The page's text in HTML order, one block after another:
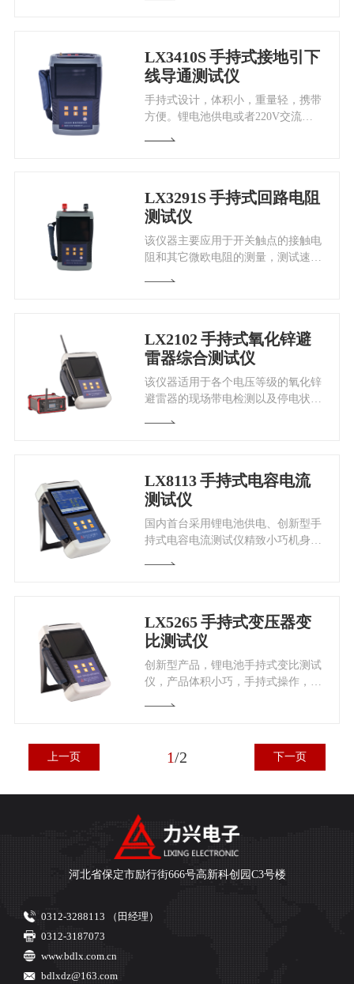
LX3410S 手持式接地引下
线导通测试仪
手持式设计，体积小，重量轻，携带
方便。锂电池供电或者220V交流供
LX3291S 手持式回路电阻
测试仪
该仪器主要应用于开关触点的接触电
阻和其它微欧电阻的测量，测试速度
LX2102 手持式氧化锌避
雷器综合测试仪
​该仪器适用于各个电压等级的氧化锌
避雷器的现场带电检测以及停电状态
LX8113 手持式电容电流
测试仪
​国内首台采用锂电池供电、创新型手
持式电容电流测试仪精致小巧机身，
LX5265 手持式变压器变
比测试仪
​创新型产品，锂电池手持式变比测试
仪，产品体积小巧，手持式操作，更
上一页 1/2 下一页
河北省保定市励行街666号高新科创园C3号楼
0312-3288113 （田经理）
0312-3187073
www.bdlx.com.cn
bdlxdz@163.com